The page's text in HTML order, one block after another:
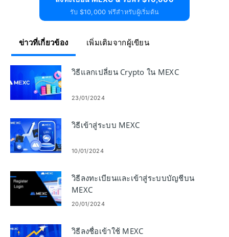
รับ $10,000 ฟรีสำหรับผู้เริ่มต้น
ข่าวที่เกี่ยวข้อง เพิ่มเติมจากผู้เขียน
วิธีแลกเปลี่ยน Crypto ใน MEXC
23/01/2024
วิธีเข้าสู่ระบบ MEXC
10/01/2024
วิธีลงทะเบียนและเข้าสู่ระบบบัญชีบน
MEXC
20/01/2024
วิธีลงชื่อเข้าใช้ MEXC